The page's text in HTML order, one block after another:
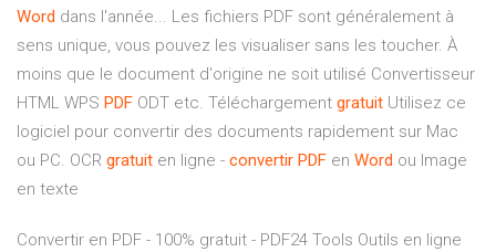
Word dans l'année... Les fichiers PDF sont généralement à
sens unique, vous pouvez les visualiser sans les toucher. À
moins que le document d'origine ne soit utilisé Convertisseur
HTML WPS PDF ODT etc. Téléchargement gratuit Utilisez ce
logiciel pour convertir des documents rapidement sur Mac
ou PC. OCR gratuit en ligne - convertir PDF en Word ou Image
en texte
Convertir en PDF - 100% gratuit - PDF24 Tools Outils en ligne